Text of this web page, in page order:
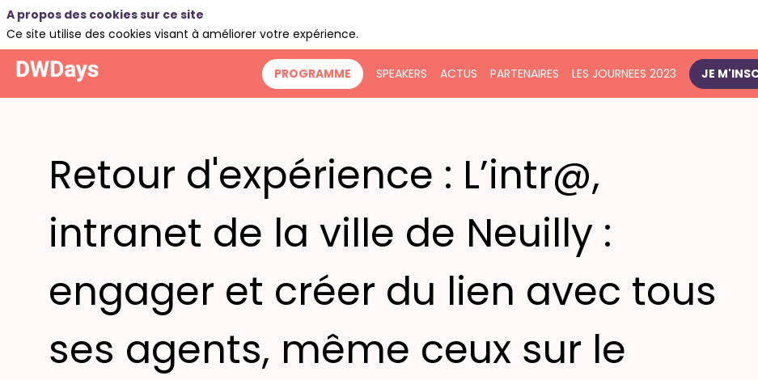
PROGRAMME SPEAKERS ACTUS PARTENAIRES LES JOURNEES 2023 JE
Retour d'expérience : L’intr@,
intranet de la ville de Neuilly :
engager et créer du lien avec tous
ses agents, même ceux sur le
A propos des cookies sur ce site
Ce site utilise des cookies visant à améliorer votre expérience.